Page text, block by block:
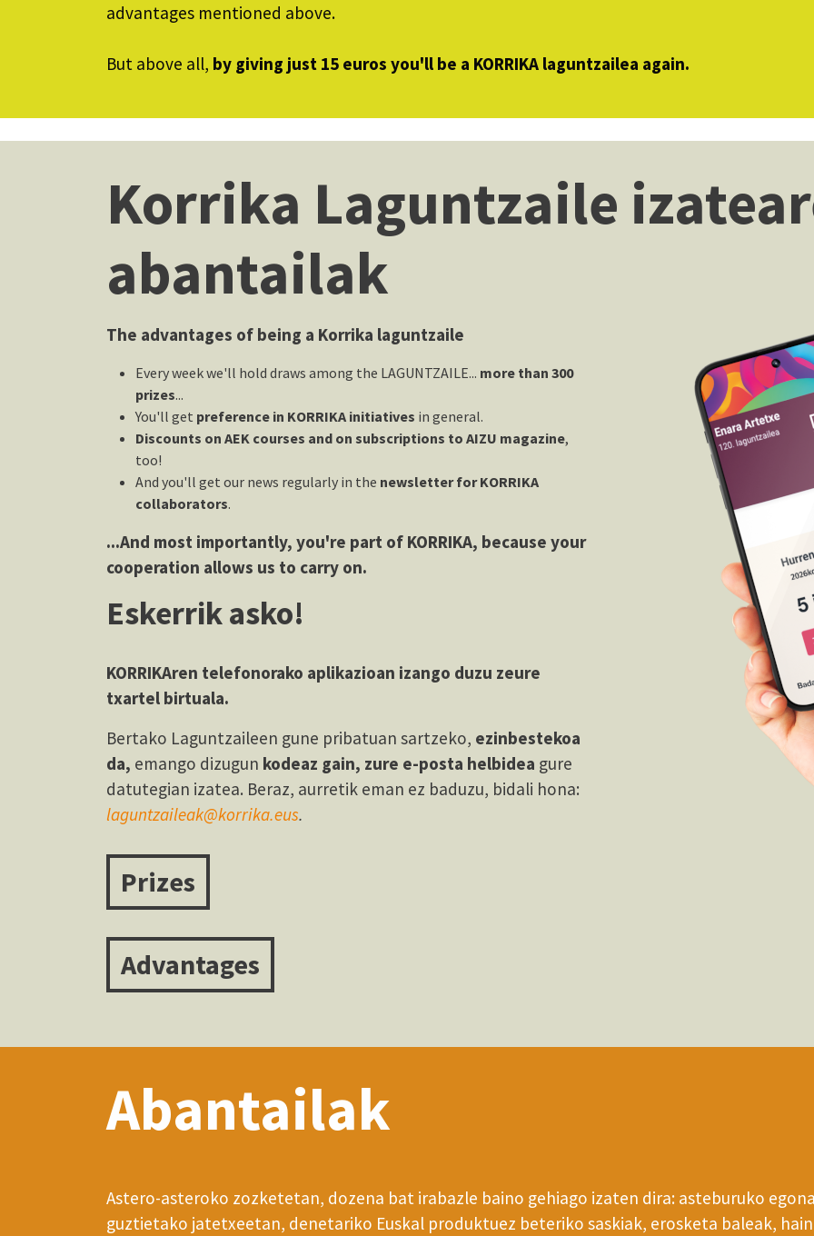
advantages mentioned above.
But above all, by giving just 15 euros you'll be a KORRIKA laguntzailea again.
Korrika Laguntzaile
abantailak
The advantages of being a Korrika laguntzaile
Every week we'll hold draws among the LAGUNTZAILE... more than 300
prizes...
You'll get preference in KORRIKA initiatives in general.
Discounts on AEK courses and on subscriptions to AIZU magazine,
too!
And you'll get our news regularly in the newsletter for KORRIKA
collaborators.
...And most importantly, you're part of KORRIKA, because your
cooperation allows us to carry on.
Eskerrik asko!
KORRIKAren telefonorako aplikazioan izango duzu zeure
txartel birtuala.
Bertako Laguntzaileen gune pribatuan sartzeko, ezinbestekoa
da, emango dizugun kodeaz gain, zure e-posta helbidea gure
datutegian izatea. Beraz, aurretik eman ez baduzu, bidali hona:
laguntzaileak@korrika.eus.
Prizes
Advantages
Abantailak
Astero-asteroko zozketetan, dozena bat irabazle baino gehiago izaten dira: asteburuko
guztietako jatetxeetan, denetariko Euskal produktuez beteriko saskiak, erosketa baleak,